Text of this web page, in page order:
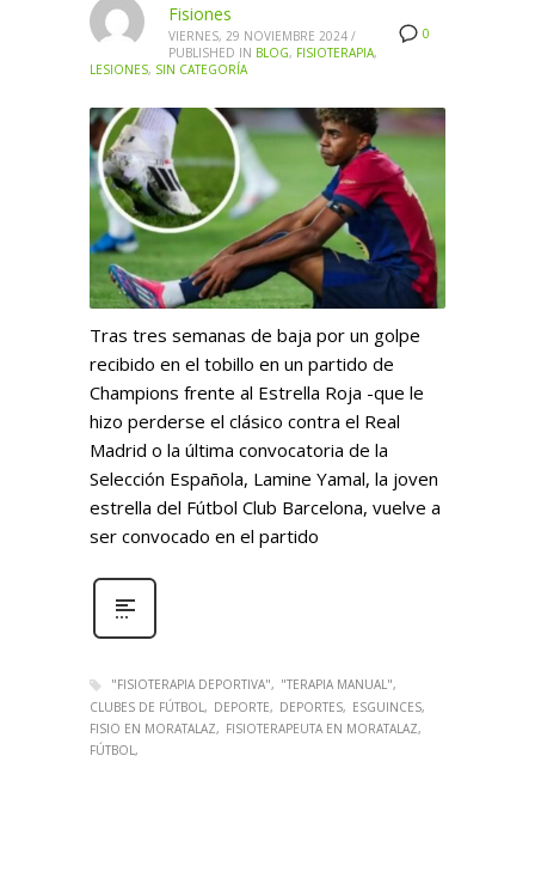
0
Fisiones
VIERNES, 29 NOVIEMBRE 2024 /
PUBLISHED IN BLOG, FISIOTERAPIA,
LESIONES, SIN CATEGORÍA
Tras tres semanas de baja por un golpe
recibido en el tobillo en un partido de
Champions frente al Estrella Roja -que le
hizo perderse el clásico contra el Real
Madrid o la última convocatoria de la
Selección Española, Lamine Yamal, la joven
estrella del Fútbol Club Barcelona, vuelve a
ser convocado en el partido
"FISIOTERAPIA DEPORTIVA"
"TERAPIA MANUAL"
CLUBES DE FÚTBOL
DEPORTE DEPORTES
ESGUINCES
FISIO EN MORATALAZ
FISIOTERAPEUTA EN MORATALAZ
FÚTBOL